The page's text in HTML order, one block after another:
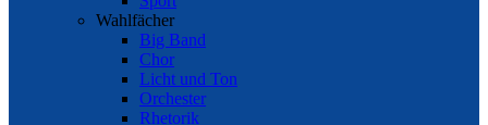
Wahlfächer
Big Band
Chor
Licht und Ton
Orchester
Rhetorik